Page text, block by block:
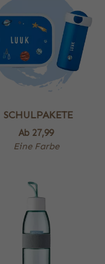
SCHULPAKETE
Ab 27,99
Eine Farbe